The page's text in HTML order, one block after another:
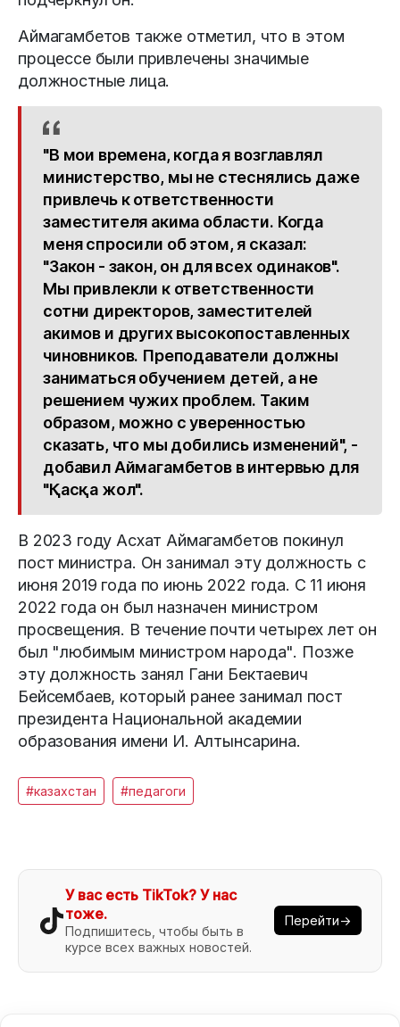
Аймагамбетов также отметил, что в этом
процессе были привлечены значимые
должностные лица.
"В мои времена, когда я возглавлял
министерство, мы не стеснялись даже
привлечь к ответственности
заместителя акима области. Когда
меня спросили об этом, я сказал:
"Закон - закон, он для всех одинаков".
Мы привлекли к ответственности
сотни директоров, заместителей
акимов и других высокопоставленных
чиновников. Преподаватели должны
заниматься обучением детей, а не
решением чужих проблем. Таким
образом, можно с уверенностью
сказать, что мы добились изменений", -
добавил Аймагамбетов в интервью для
"Қасқа жол".
В 2023 году Асхат Аймагамбетов покинул
пост министра. Он занимал эту должность с
июня 2019 года по июнь 2022 года. С 11 июня
2022 года он был назначен министром
просвещения. В течение почти четырех лет он
был "любимым министром народа". Позже
эту должность занял Гани Бектаевич
Бейсембаев, который ранее занимал пост
президента Национальной академии
образования имени И. Алтынсарина.
#казахстан #педагоги
У вас есть TikTok? У нас
тоже.
Подпишитесь, чтобы быть в
курсе всех важных новостей.
Перейти→